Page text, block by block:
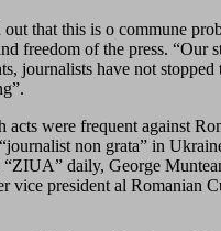
that this is o commune
freedom of the press.
have not
were frequent against
non grata” in
daily, George
president al Romanian